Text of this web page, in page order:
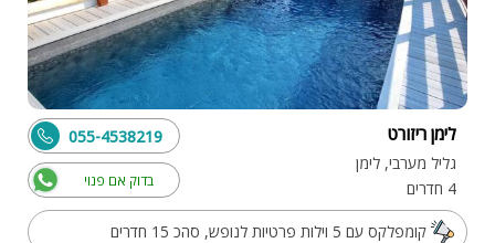
לימן ריזורט
גליל מערבי, לימן
4 חדרים
בדוק אם פנוי
055-4538219
קומפלקס עם 5 וילות פרטיות לנופש, סהכ 15 חדרים